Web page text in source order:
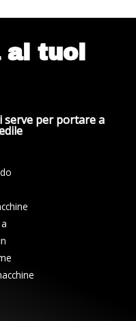
ai tuoi
serve per portare a